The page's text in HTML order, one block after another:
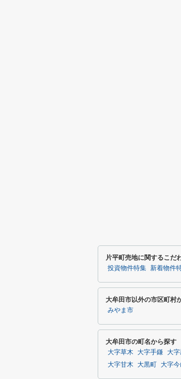
片平町売地に関するこだ
投資物件特集 新着物件
大牟田市以外の市区町村
みやま市
大牟田市の町名から探す
大字草木 大字手鎌 大
大字甘木
大黒町 大字今